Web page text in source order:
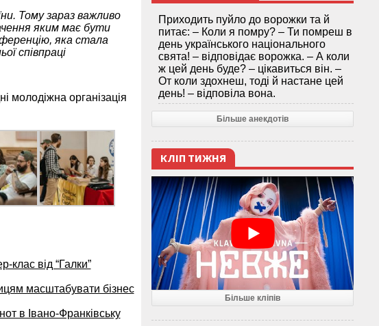
Тому зараз важливо
яким має бути
яка стала
співпраці
молодіжна організація
клас від “Галки”
масштабувати бізнес
в Івано-Франківську
Приходить пуйло до ворожки та й
питає: – Коли я помру? – Ти помреш в
день українського національного
свята! – відповідає ворожка. – А коли
ж цей день буде? – цікавиться він. –
От коли здохнеш, тоді й настане цей
день! – відповіла вона.
Більше анекдотів
КЛІП ТИЖНЯ
Більше кліпів